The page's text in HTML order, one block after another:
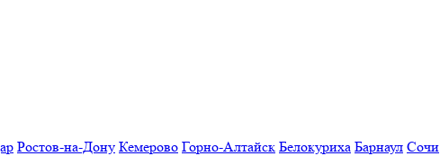
Ростов-на-Дону Кемерово Горно-Алтайск Белокуриха Барнаул Сочи